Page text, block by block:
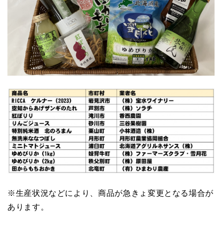
※生産状況などにより、商品が急きょ変更となる場合が
あります。